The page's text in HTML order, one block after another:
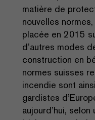
matière de
nouvelles
placée en 2015
d’autres modes
construction en
normes suisses
incendie sont
gardistes
aujourd’hui,